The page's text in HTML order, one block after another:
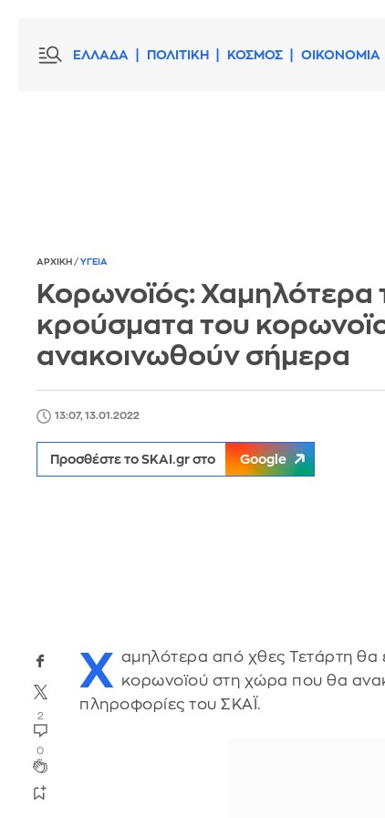
ΕΛΛΑΔΑ ΠΟΛΙΤΙΚΗ ΚΟΣΜΟΣ ΟΙΚΟΝΟΜΙΑ
ΑΡΧΙΚΗ / ΥΓΕΙΑ
Κορωνοϊός: Χαμηλότερα
κρούσματα του
ανακοινωθούν σήμερα
13:07, 13.01.2022
Προσθέστε το SKAI.gr στο Google
2
0
Χ αμηλότερα από χθες Τετάρτη θα
κορωνοϊού στη χώρα που θα
πληροφορίες του ΣΚΑΪ.